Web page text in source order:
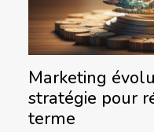
Marketing
stratégie pour
terme